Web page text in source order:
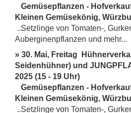
Gemüsepflanzen -
Kleinen Gemüsekönig,
..Setzlinge von Tomaten-,
Auberginenpflanzen und mehr...
» 30. Mai, Freitag
Seidenhühner) und
2025 (15 - 19 Uhr)
Gemüsepflanzen -
Kleinen Gemüsekönig,
..Setzlinge von Tomaten-,